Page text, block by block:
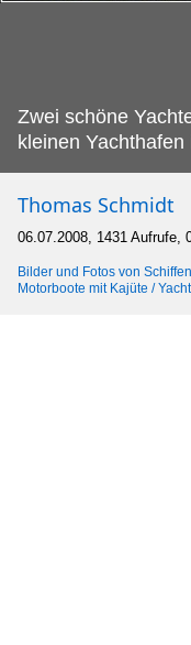
Zwei schöne
kleinen
Thomas Schmidt
06.07.2008, 1431 Aufrufe,
Bilder und Fotos von
Motorboote mit Kajüte /